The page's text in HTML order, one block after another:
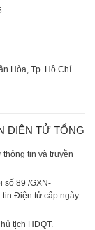
Hòa, Tp. Hồ Chí
ĐIỆN TỬ TỔNG
thông tin và truyền
số 89 /GXN-
tin Điện tử cấp ngày
tịch HĐQT.